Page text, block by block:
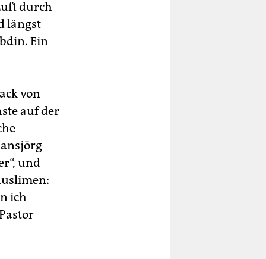
durch
längst
Ein
von
auf der
und
ich